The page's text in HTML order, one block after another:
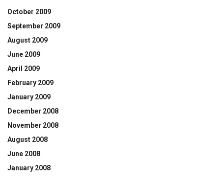
October 2009
September 2009
August 2009
June 2009
April 2009
February 2009
January 2009
December 2008
November 2008
August 2008
June 2008
January 2008